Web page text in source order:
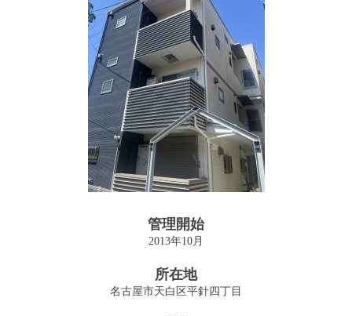
Business
不動産コンサルティング
Realestate Consulting
建築コンサルティング
Building Consulting
投資用収益物件の売買・仲介
Management
Archives
管理開始
2013年10月
所在地
名古屋市天白区平針四丁目